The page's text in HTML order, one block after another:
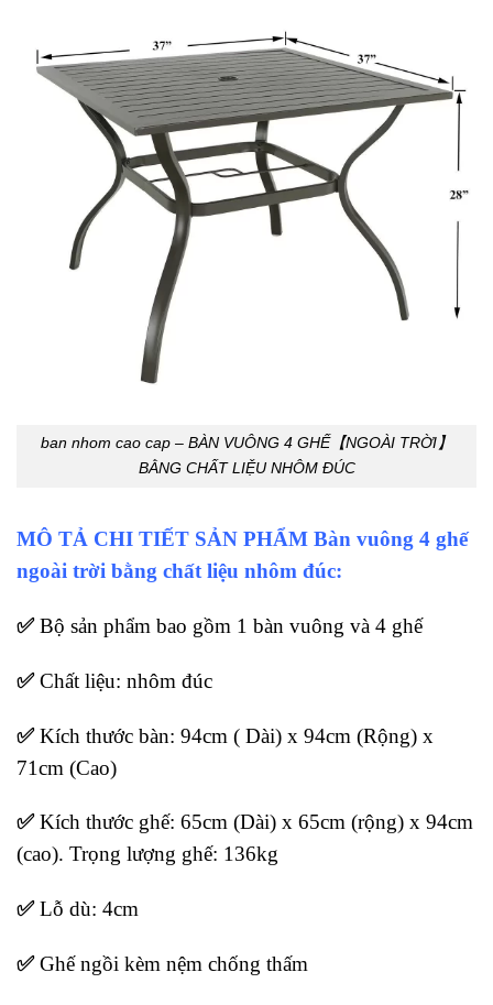
ban nhom cao cap – BÀN VUÔNG 4 GHẾ【NGOÀI TRỜI】
BẰNG CHẤT LIỆU NHÔM ĐÚC
MÔ TẢ CHI TIẾT SẢN PHẨM Bàn vuông 4 ghế
ngoài trời bằng chất liệu nhôm đúc:
✅Bộ sản phẩm bao gồm 1 bàn vuông và 4 ghế
✅Chất liệu: nhôm đúc
✅Kích thước bàn: 94cm ( Dài) x 94cm (Rộng) x
71cm (Cao)
✅Kích thước ghế: 65cm (Dài) x 65cm (rộng) x 94cm
(cao). Trọng lượng ghế: 136kg
✅Lỗ dù: 4cm
✅Ghế ngồi kèm nệm chống thấm